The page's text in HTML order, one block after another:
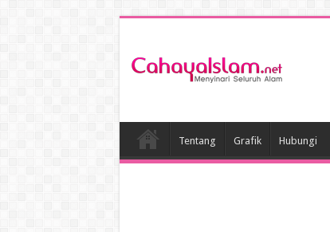
Tentang Grafik Hubungi